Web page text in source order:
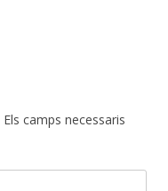
Els camps necessaris